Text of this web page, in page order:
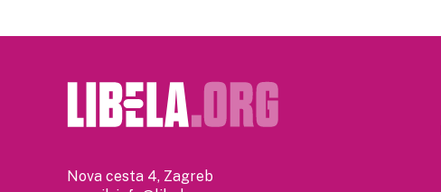
Nova cesta 4, Zagreb